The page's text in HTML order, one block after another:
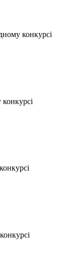
конкурсі